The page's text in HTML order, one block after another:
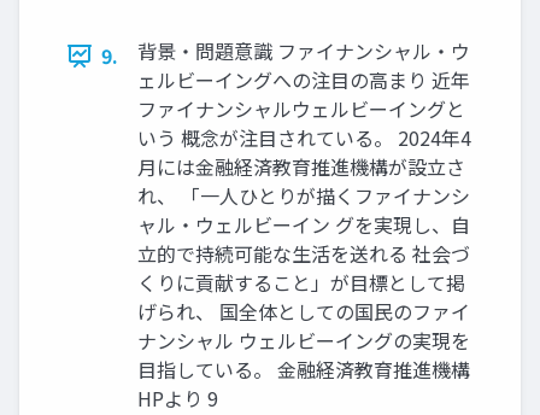
9.
背景・問題意識 ファイナンシャル・ウ
ェルビーイングへの注目の高まり 近年
ファイナンシャルウェルビーイングと
いう 概念が注目されている。 2024年4
月には金融経済教育推進機構が設立さ
れ、 「一人ひとりが描くファイナンシ
ャル・ウェルビーイン グを実現し、自
立的で持続可能な生活を送れる 社会づ
くりに貢献すること」が目標として掲
げられ、 国全体としての国民のファイ
ナンシャル ウェルビーイングの実現を
目指している。 金融経済教育推進機構
HPより 9